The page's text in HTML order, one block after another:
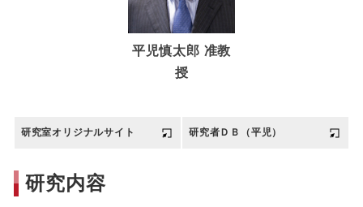
平児慎太郎 准教
授
研究室オリジナルサイト 研究者ＤＢ（平児）
研究内容